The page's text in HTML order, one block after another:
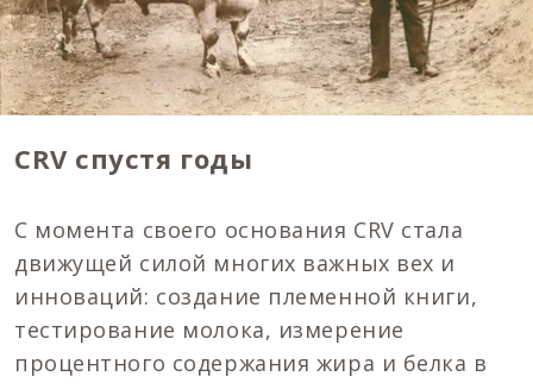
CRV спустя годы
С момента своего основания CRV стала
движущей силой многих важных вех и
инноваций: создание племенной книги,
тестирование молока, измерение
процентного содержания жира и белка в